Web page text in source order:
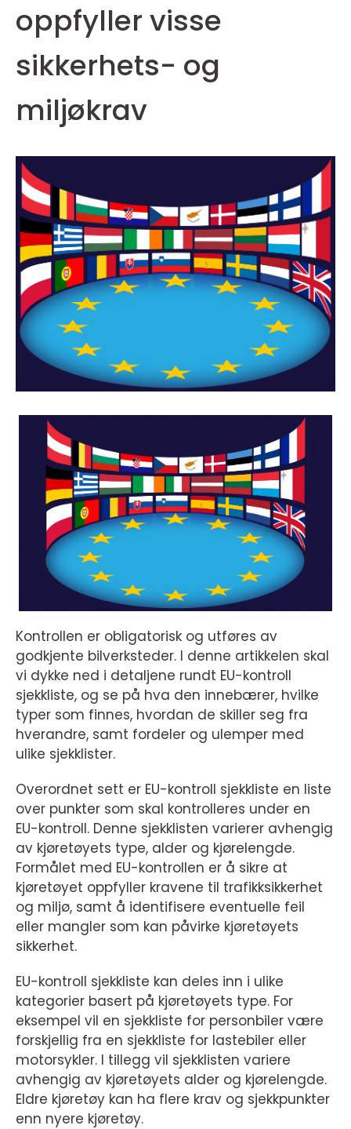
oppfyller visse
sikkerhets- og
miljøkrav
Kontrollen er obligatorisk og utføres av
godkjente bilverksteder. I denne artikkelen skal
vi dykke ned i detaljene rundt EU-kontroll
sjekkliste, og se på hva den innebærer, hvilke
typer som finnes, hvordan de skiller seg fra
hverandre, samt fordeler og ulemper med
ulike sjekklister.
Overordnet sett er EU-kontroll sjekkliste en liste
over punkter som skal kontrolleres under en
EU-kontroll. Denne sjekklisten varierer avhengig
av kjøretøyets type, alder og kjørelengde.
Formålet med EU-kontrollen er å sikre at
kjøretøyet oppfyller kravene til trafikksikkerhet
og miljø, samt å identifisere eventuelle feil
eller mangler som kan påvirke kjøretøyets
sikkerhet.
EU-kontroll sjekkliste kan deles inn i ulike
kategorier basert på kjøretøyets type. For
eksempel vil en sjekkliste for personbiler være
forskjellig fra en sjekkliste for lastebiler eller
motorsykler. I tillegg vil sjekklisten variere
avhengig av kjøretøyets alder og kjørelengde.
Eldre kjøretøy kan ha flere krav og sjekkpunkter
enn nyere kjøretøy.